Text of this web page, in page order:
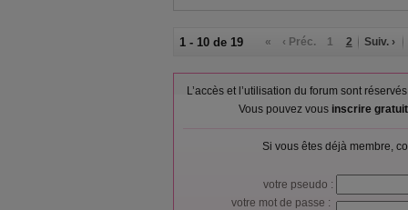
1 - 10 de 19 « ‹ Préc. 1 2 Suiv. ›
L’accès et l’utilisation du forum sont
Vous pouvez vous inscrire
Si vous êtes déjà membre,
votre pseudo :
votre mot de passe :